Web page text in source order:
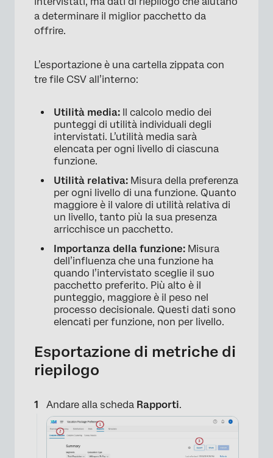
a determinare il miglior pacchetto da
offrire.
L’esportazione è una cartella zippata con
tre file CSV all’interno:
Utilità media: Il calcolo medio dei
punteggi di utilità individuali degli
intervistati. L’utilità media sarà
elencata per ogni livello di ciascuna
funzione.
Utilità relativa: Misura della preferenza
per ogni livello di una funzione. Quanto
maggiore è il valore di utilità relativa di
un livello, tanto più la sua presenza
arricchisce un pacchetto.
Importanza della funzione: Misura
dell’influenza che una funzione ha
quando l’intervistato sceglie il suo
pacchetto preferito. Più alto è il
punteggio, maggiore è il peso nel
processo decisionale. Questi dati sono
elencati per funzione, non per livello.
Esportazione di metriche di
riepilogo
Andare alla scheda Rapporti.